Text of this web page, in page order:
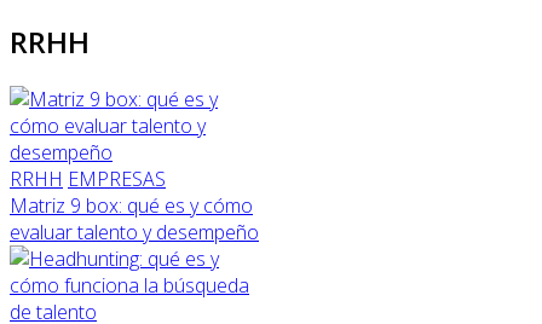
RRHH
RRHH EMPRESAS
Matriz 9 box: qué es y cómo
evaluar talento y desempeño